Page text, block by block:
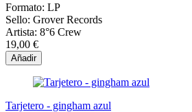
Formato: LP
Sello: Grover Records
Artista: 8°6 Crew
19,00 €
Añadir
Tarjetero - gingham azul